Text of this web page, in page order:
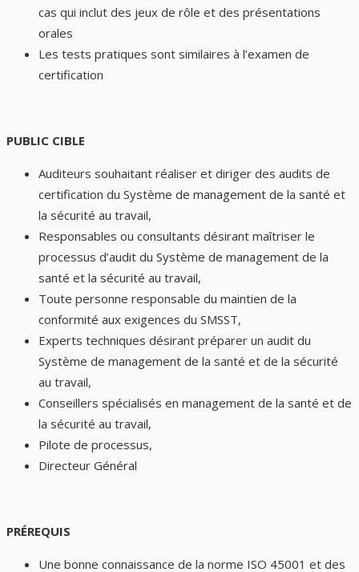
cas qui inclut des jeux de rôle et des présentations
orales
Les tests pratiques sont similaires à l’examen de
certification
PUBLIC CIBLE
Auditeurs souhaitant réaliser et diriger des audits de
certification du Système de management de la santé et
la sécurité au travail,
Responsables ou consultants désirant maîtriser le
processus d’audit du Système de management de la
santé et la sécurité au travail,
Toute personne responsable du maintien de la
conformité aux exigences du SMSST,
Experts techniques désirant préparer un audit du
Système de management de la santé et de la sécurité
au travail,
Conseillers spécialisés en management de la santé et de
la sécurité au travail,
Pilote de processus,
Directeur Général
PRÉREQUIS
Une bonne connaissance de la norme ISO 45001 et des